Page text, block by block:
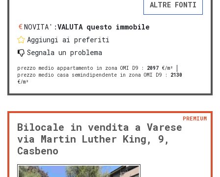
ALTRE FONTI
NOVITA':VALUTA questo immobile
Aggiungi ai preferiti
Segnala un problema
prezzo medio appartamento in zona OMI D9 : 2097 €/m²
prezzo medio casa semindipendente in zona OMI D9 : 2130
€/m²
Bilocale in vendita a Varese
via Martin Luther King, 9,
Casbeno
PREMIUM